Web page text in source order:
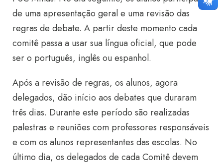
de uma apresentação geral e uma revisão das
regras de debate. A partir deste momento cada
comitê passa a usar sua língua oficial, que pode
ser o português, inglês ou espanhol.
Após a revisão de regras, os alunos, agora
delegados, dão início aos debates que duraram
três dias. Durante este período são realizadas
palestras e reuniões com professores responsáveis
e com os alunos representantes das escolas. No
último dia, os delegados de cada Comitê devem